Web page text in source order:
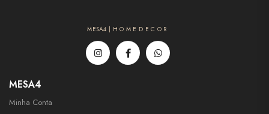
MESA4 | H O M E D E C O R
MESA4
Minha Conta